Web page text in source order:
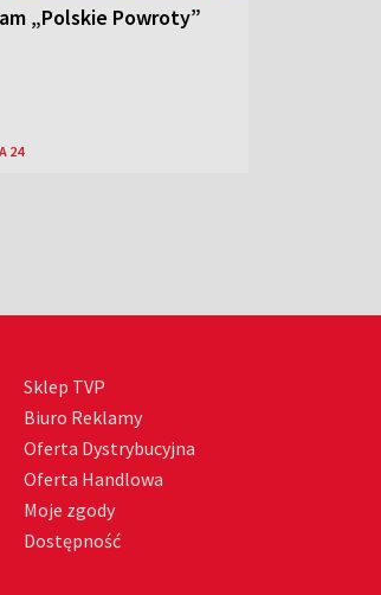
„Polskie Powroty”
24
Sklep TVP
Biuro Reklamy
Oferta Dystrybucyjna
Oferta Handlowa
Moje zgody
Dostępność